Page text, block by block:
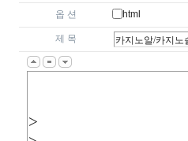
옵 션 html
제 목